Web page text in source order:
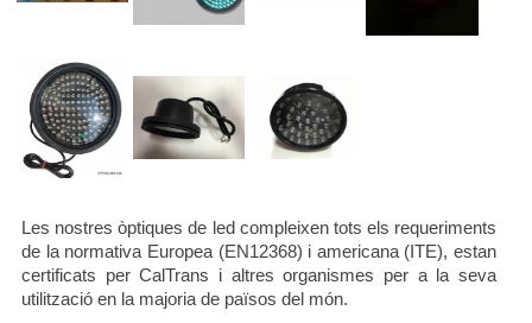
Les nostres òptiques de led compleixen tots els requeriments
de la normativa Europea (EN12368) i americana (ITE), estan
certificats per CalTrans i altres organismes per a la seva
utilització en la majoria de països del món.